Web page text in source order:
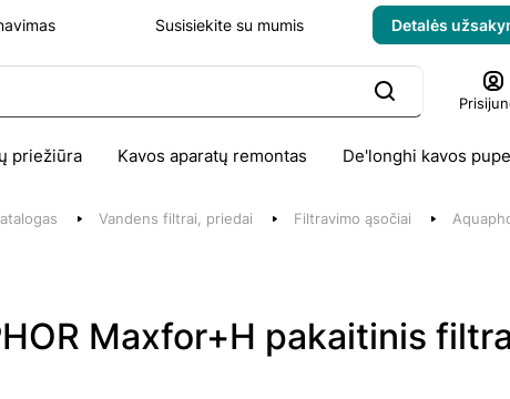
Susisiekite su mumis Detalės
priežiūra Kavos aparatų remontas De'longhi kavos
Vandens filtrai, priedai Filtravimo ąsočiai
Maxfor+H pakaitinis